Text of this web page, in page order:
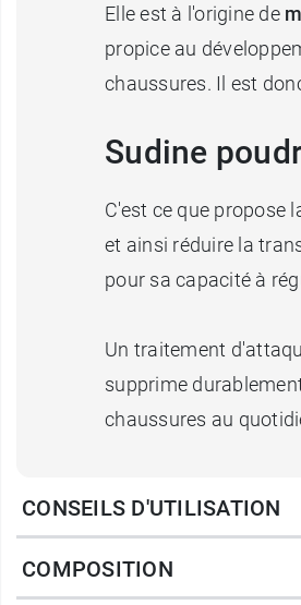
Elle est à l'origine de
propice au
chaussures. Il est
Sudine
C'est ce que propose
et ainsi réduire la
pour sa capacité à
Un traitement
supprime
chaussures au
Découvrez également
CONSEILS D'UTILISATION
COMPOSITION